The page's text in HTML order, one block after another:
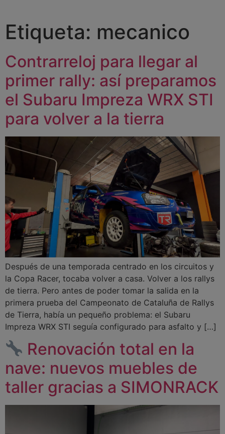
Etiqueta: mecanico
Contrarreloj para llegar al
primer rally: así preparamos
el Subaru Impreza WRX STI
para volver a la tierra
Después de una temporada centrado en los circuitos y
la Copa Racer, tocaba volver a casa. Volver a los rallys
de tierra. Pero antes de poder tomar la salida en la
primera prueba del Campeonato de Cataluña de Rallys
de Tierra, había un pequeño problema: el Subaru
Impreza WRX STI seguía configurado para asfalto y […]
Renovación total en la
nave: nuevos muebles de
taller gracias a SIMONRACK